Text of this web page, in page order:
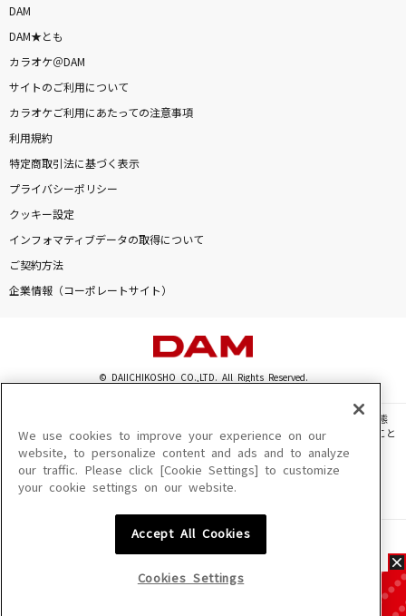
DAM
DAM★とも
カラオケ＠DAM
サイトのご利用について
カラオケご利用にあたっての注意事項
利用規約
特定商取引法に基づく表示
プライバシーポリシー
クッキー設定
インフォマティブデータの取得について
ご契約方法
企業情報（コーポレートサイト）
© DAIICHIKOSHO CO.,LTD. All Rights Reserved.
このサイトに掲載されている一切の文章・画像・写真・動画・音声等を、手段や形態
を問わず、著作権法の定める範囲を超えて無断で複製、転載、ファイル化などすること
を禁じます。
楽曲及びコンテンツは、機種によりご利用いただけない場合があります。
楽曲及びコンテンツの配信日、配信内容が変更になる場合があります。
We use cookies to improve your experience on our
website, to personalize content and ads and to analyze
our traffic. Please click [Cookie Settings] to customize
your cookie settings on our website.
Accept All Cookies
Cookies Settings